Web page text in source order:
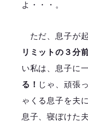
よ・・・。
ただ、息子が
リミットの３分
い私は、息子に
る！ じゃ、頑張
ゃくる息子を夫
息子、寝ぼけた